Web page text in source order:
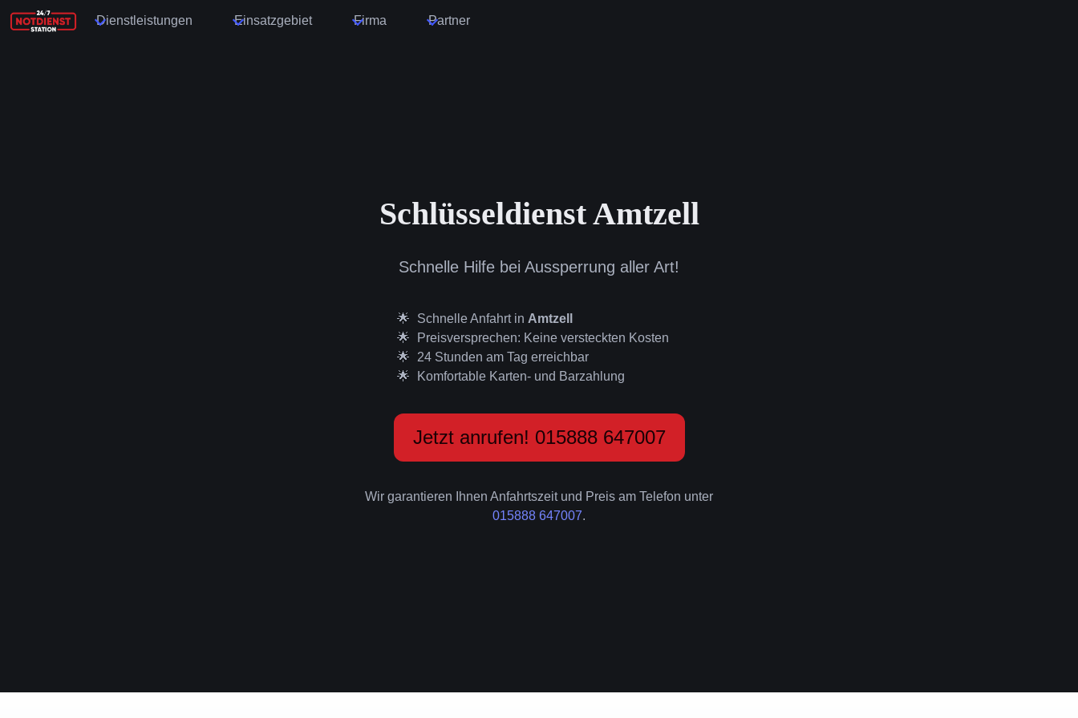
Dienstleistungen Einsatzgebiet Firma Partner
Schlüsseldienst Amtzell
Schnelle Hilfe bei Aussperrung aller Art!
Schnelle Anfahrt in Amtzell
Preisversprechen: Keine versteckten Kosten
24 Stunden am Tag erreichbar
Komfortable Karten- und Barzahlung
Jetzt anrufen! 015888 647007
Wir garantieren Ihnen Anfahrtszeit und Preis am Telefon unter
015888 647007.